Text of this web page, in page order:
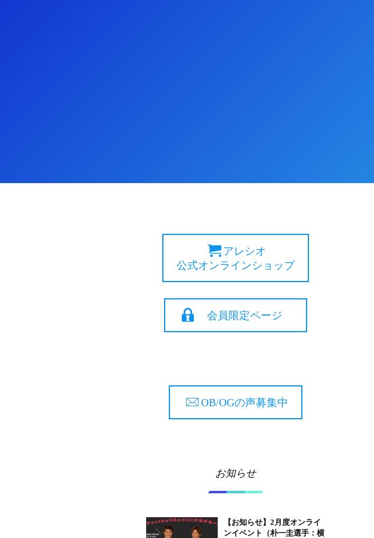
アレシオ
公式オンラインショップ
会員限定ページ
OB/OGの声募集中
お知らせ
【お知らせ】2月度オンライ
ンイベント（朴一圭選手：横